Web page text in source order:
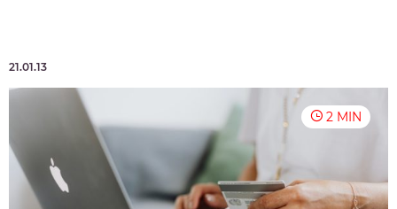
21.01.13
2 MIN